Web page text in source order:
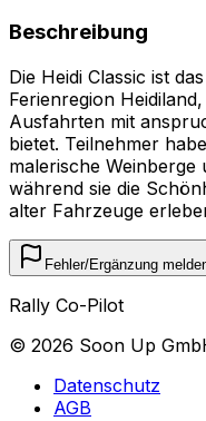
Beschreibung
Die Heidi Classic ist
Ferienregion
Ausfahrten mit
bietet. Teilnehmer
malerische
während sie die
alter Fahrzeuge
Fehler/Ergänzung
Rally Co-Pilot
© 2026 Soon Up
Datenschutz
AGB